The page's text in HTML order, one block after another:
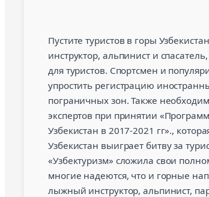
Пустите туристов в горы
инструктор, альпинист и
для туристов. Спортсмен и
упростить регистрацию
пограничных зон. Также
экспертов при принятии
Узбекистан в 2017-2021 гг».,
Узбекистан выиграет битву за
«Узбектуризм» сложила свои
многие надеются, что и горные
лыжный инструктор, альпинист,